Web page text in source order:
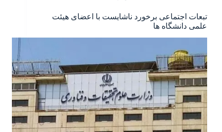
تبعات اجتماعی برخورد ناشایست با اعضای هیئت
علمی دانشگاه ها